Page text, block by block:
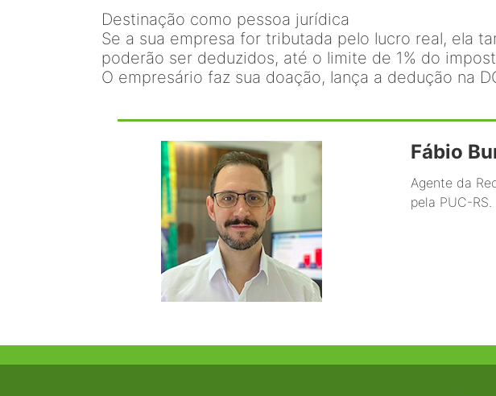
Destinação como pessoa jurídica
Se a sua empresa for tributada pelo lucro real, ela
poderão ser deduzidos, até o limite de 1% do
O empresário faz sua doação, lança a dedução na
Fábio
Agente da
pela PUC-RS.